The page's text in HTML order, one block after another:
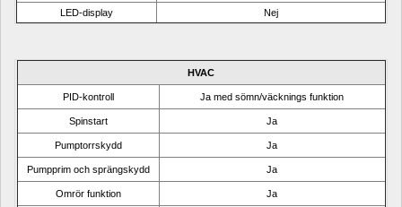
LED-display
Nej
HVAC
PID-kontroll Ja med sömn/väcknings funktion
Spinstart Ja
Pumptorrskydd Ja
Pumpprim och sprängskydd Ja
Omrör funktion Ja